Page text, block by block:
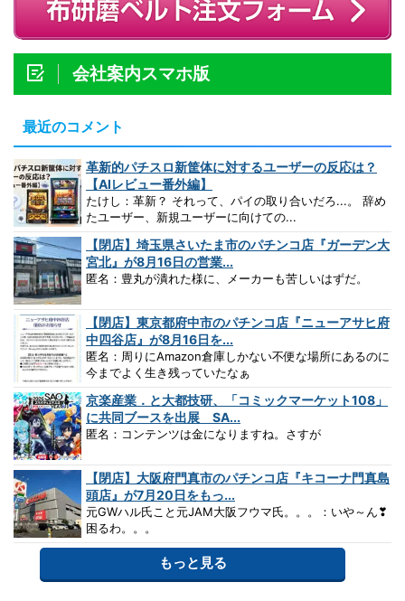
会社案内スマホ版
最近のコメント
革新的パチスロ新筐体に対するユーザーの反応は？
【AIレビュー番外編】
たけし：革新？ それって、パイの取り合いだろ...。 辞め
たユーザー、新規ユーザーに向けての...
【閉店】埼玉県さいたま市のパチンコ店『ガーデン大
宮北』が8月16日の営業...
匿名：豊丸が潰れた様に、メーカーも苦しいはずだ。
【閉店】東京都府中市のパチンコ店『ニューアサヒ府
中四谷店』が8月16日を...
匿名：周りにAmazon倉庫しかない不便な場所にあるのに
今までよく生き残っていたなぁ
京楽産業．と大都技研、「コミックマーケット108」
に共同ブースを出展 SA...
匿名：コンテンツは金になりますね。さすが
【閉店】大阪府門真市のパチンコ店『キコーナ門真島
頭店』が7月20日をもっ...
元GWハル氏こと元JAM大阪フウマ氏。。。：いや～ん❣
困るわ。。。
もっと見る